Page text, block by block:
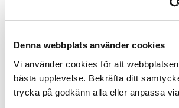
Denna webbplats använder cookies
Vi använder cookies för att
bästa upplevelse. Bekräfta ditt
trycka på godkänn alla eller anpassa
Lägg först önskad mängd i
Tråd matchande +45,00kr